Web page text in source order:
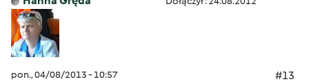
pon., 04/08/2013 - 10:57
#13